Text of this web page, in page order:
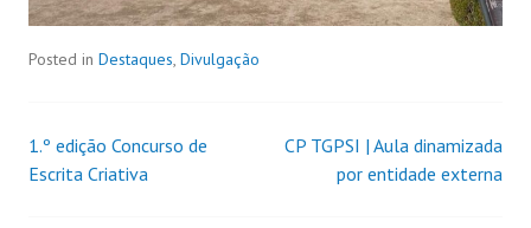
Posted in Destaques, Divulgação
1.º edição Concurso de
Escrita Criativa
CP TGPSI | Aula dinamizada
por entidade externa